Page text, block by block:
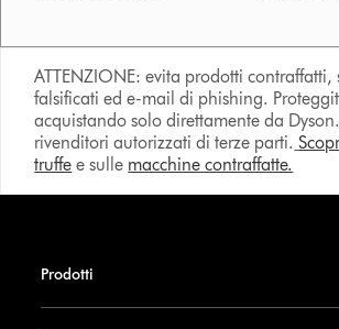
ATTENZIONE: evita prodotti contraffatti,
falsificati ed e-mail di phishing.
acquistando solo direttamente da
rivenditori autorizzati di terze parti.
truffe e sulle macchine contraffatte.
Prodotti